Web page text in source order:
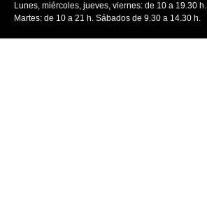
Lunes, miércoles, jueves, viernes: de 10 a 19.30 h.
Martes: de 10 a 21 h. Sábados de 9.30 a 14.30 h.